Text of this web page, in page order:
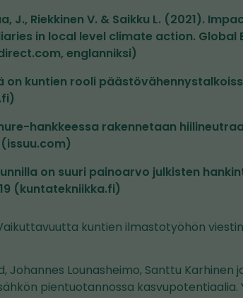
J., Riekkinen V. & Saikku L. (2021).
in local level climate action. Global
englanniksi)
on kuntien rooli
hankkeessa rakennetaan
on suuri painoarvo julkisten
(kuntatekniikka.fi)
kuntien ilmastotyöhön
Johannes Lounasheimo, Santtu Karhinen
pientuotannossa